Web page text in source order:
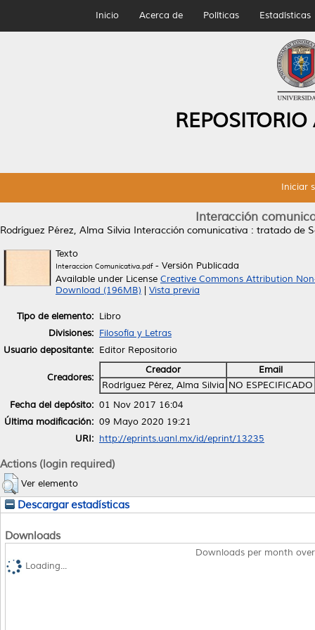
Inicio Acerca de Políticas Estadísticas
Iniciar
Interacción
Rodríguez Pérez, Alma Silvia Interacción comunicativa : tratado de
Texto
Interaccion Comunicativa.pdf- Versión Publicada
Available under License Creative Commons Attribution
Download (196MB)
Vista previa
Tipo de elemento: Libro
Divisiones: Filosofía y Letras
Usuario depositante: Editor Repositorio
Creadores:
Creador
Email
Rodríguez Pérez, Alma Silvia NO ESPECIFICADO
Fecha del depósito: 01 Nov 2017 16:04
Última modificación: 09 Mayo 2020 19:21
URI: http://eprints.uanl.mx/id/eprint/13235
Actions (login required)
Ver elemento
Descargar estadísticas
Downloads
Downloads per month
Loading...